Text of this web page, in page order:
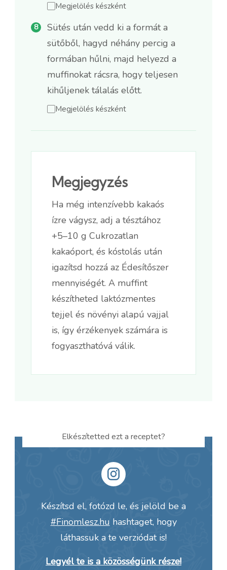
Megjelölés készként
Sütés után vedd ki a formát a
sütőből, hagyd néhány percig a
formában hűlni, majd helyezd a
muffinokat rácsra, hogy teljesen
kihűljenek tálalás előtt.
Megjelölés készként
Megjegyzés
Ha még intenzívebb kakaós
ízre vágysz, adj a tésztához
+5–10 g Cukrozatlan
kakaóport, és kóstolás után
igazítsd hozzá az Édesítőszer
mennyiségét. A muffint
készítheted laktózmentes
tejjel és növényi alapú vajjal
is, így érzékenyek számára is
fogyaszthatóvá válik.
Elkészítetted ezt a receptet?
Készítsd el, fotózd le, és jelöld be a
#Finomlesz.hu hashtaget, hogy
láthassuk a te verziódat is!
Legyél te is a közösségünk része!